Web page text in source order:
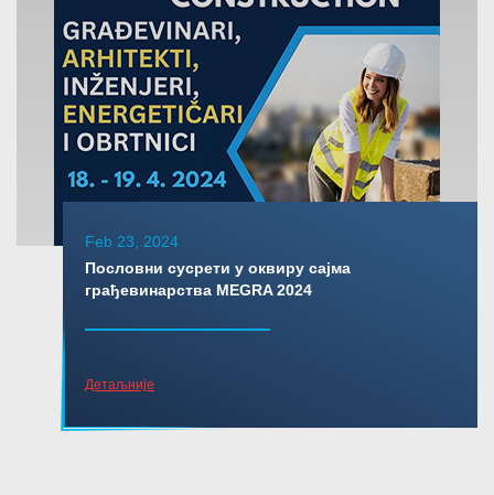
Feb 23, 2024
Пословни сусрети у оквиру сајма
грађевинарства MEGRA 2024
Детаљније